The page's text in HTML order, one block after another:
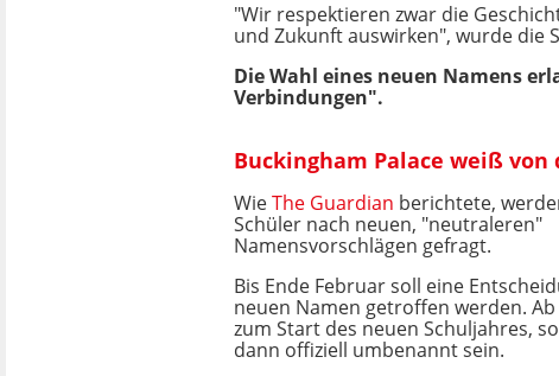
"Wir respektieren zwar die
und Zukunft auswirken", wurde die
Die Wahl eines neuen Namens
Verbindungen".
Buckingham Palace weiß
WieThe Guardian berichtete,
Schüler nach neuen, "neutraleren"
Namensvorschlägen gefragt.
Bis Ende Februar soll eine
neuen Namen getroffen werden.
zum Start des neuen Schuljahres,
dann offiziell umbenannt sein.